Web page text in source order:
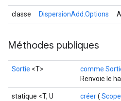
classe DispersionAdd.Options
Méthodes publiques
Sortie <T> comme
Renvoie le
statique <T, U
créer( Scope